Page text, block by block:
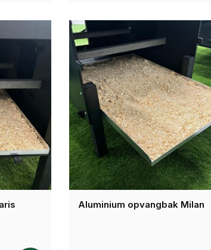
Aluminium opvangbak Milan